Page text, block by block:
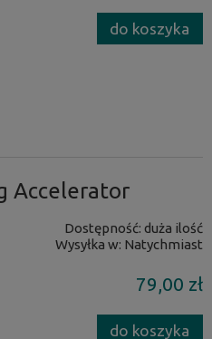
do koszyka
Accelerator
Dostępność: duża ilość
Wysyłka w: Natychmiast
79,00 zł
do koszyka